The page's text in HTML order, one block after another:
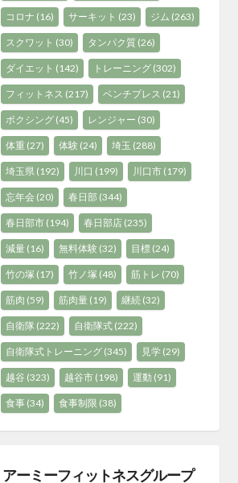
コロナ (16) サーキット (23) ジム (263)
スクワット (30) タンパク質(26)
ダイエット (142) トレーニング(302)
フィットネス (217) ベンチプレス (21)
ボクシング(45) レンジャー (30)
体重(27) 体験 (24) 埼玉 (288)
埼玉県 (192) 川口 (199) 川口市(179)
忘年会(20) 春日部(344)
春日部市(194) 春日部店(235)
減量(16) 無料体験 (32) 目標(24)
竹の塚 (17) 竹ノ塚 (48) 筋トレ (70)
筋肉 (59) 筋肉量(19) 継続(32)
自衛隊 (222) 自衛隊式(222)
自衛隊式トレーニング(345) 見学(29)
越谷 (323) 越谷市(198) 運動 (91)
食事(34) 食事制限 (38)
アーミーフィットネスグループ